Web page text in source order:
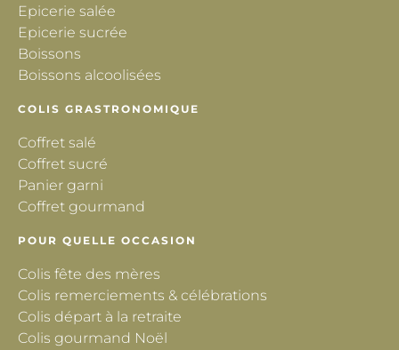
Epicerie salée
Epicerie sucrée
Boissons
Boissons alcoolisées
COLIS GRASTRONOMIQUE
Coffret salé
Coffret sucré
Panier garni
Coffret gourmand
POUR QUELLE OCCASION
Colis fête des mères
Colis remerciements & célébrations
Colis départ à la retraite
Colis gourmand Noël